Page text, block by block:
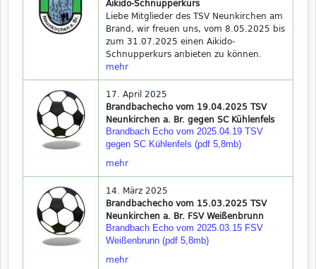
Aikido-Schnupperkurs
Liebe Mitglieder des TSV Neunkirchen am
Brand, wir freuen uns, vom 8.05.2025 bis
zum 31.07.2025 einen Aikido-
Schnupperkurs anbieten zu können.
mehr
17. April 2025
Brandbachecho vom 19.04.2025 TSV
Neunkirchen a. Br. gegen SC Kühlenfels
Brandbach Echo vom 2025.04.19 TSV
gegen SC Kühlenfels (pdf 5,8mb)
mehr
14. März 2025
Brandbachecho vom 15.03.2025 TSV
Neunkirchen a. Br. FSV Weißenbrunn
Brandbach Echo vom 2025.03.15 FSV
Weißenbrunn (pdf 5,8mb)
mehr